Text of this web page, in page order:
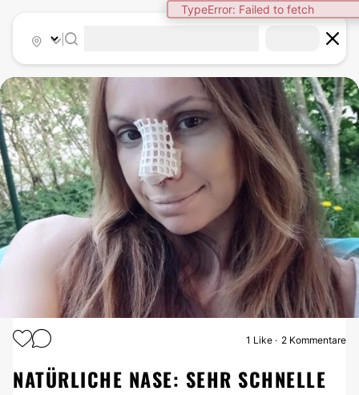
TypeError: Failed to fetch
NASENKORREKTUR
1 Like 2 Kommentare
NATÜRLICHE NASE: SEHR SCHNELLE